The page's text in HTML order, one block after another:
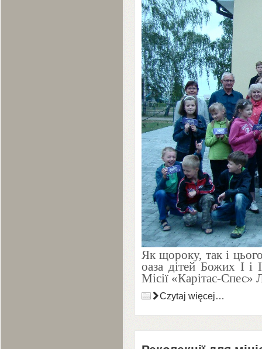
Як щороку, так і
оаза дітей Божих І і
Місії «Карітас-Спес»
Czytaj więcej…